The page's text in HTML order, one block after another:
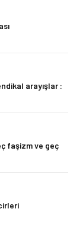
arayışlar :
faşizm ve geç